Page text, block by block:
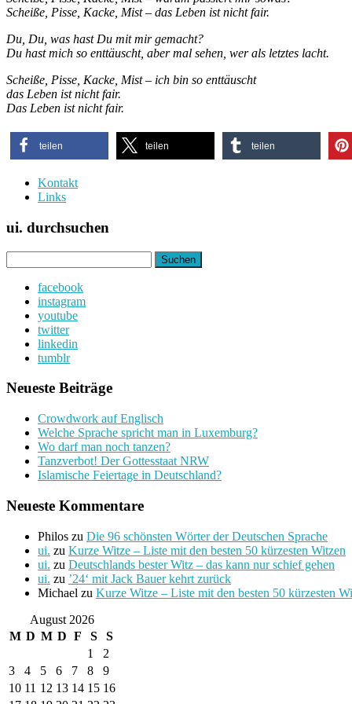
Scheiße, Pisse, Kacke, Mist – das Leben ist nicht fair.
Du, Du, was hast Du mit mir gemacht?
Du hast mich so enttäuscht, aber mal sehen, wer als letztes lacht.
Scheiße, Pisse, Kacke, Mist – ich bin so enttäuscht
das Leben ist nicht fair.
Das Leben ist nicht fair.
teilen teilen teilen
Kontakt
Links
ui. durchsuchen
nach:
facebook
instagram
youtube
twitter
linkedin
tumblr
Neueste Beiträge
Crowdwork auf Englisch
Welche Sprache spricht man in Luxemburg?
Wo darf man noch tanzen?
Tanzverbot! Der Gottesstaat NRW
Islamische Feiertage in Deutschland?
Neueste Kommentare
Philos zu Die 96 schönsten Wörter der Deutschen Sprache
ui. zu Kurze Witze – Liste mit den besten 50 kürzesten Witzen
ui. zu Deutschlands bester Witz – das kann nur schief gehen
ui. zu ’24‘ mit Jack Bauer kehrt zurück
Michael zu Kurze Witze – Liste mit den besten 50 kürzesten
August 2026
M D M D F S
S
1
2
3
4 5 6 7 8
9
10 11 12 13 14 15 16